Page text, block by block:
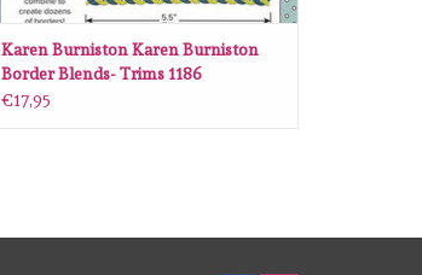
Karen Burniston Karen Burniston
Border Blends- Trims 1186
€17,95